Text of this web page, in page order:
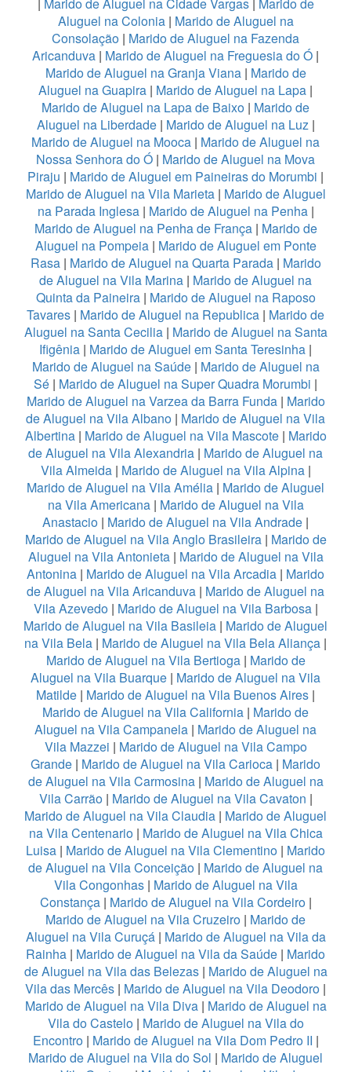
Aluguel na Colonia| Marido de Aluguel na
Consolação | Marido de Aluguel na Fazenda
Aricanduva | Marido de Aluguel na Freguesia do Ó |
Marido de Aluguel na Granja Viana| Marido de
Aluguel na Guapira | Marido de Aluguel na Lapa |
Marido de Aluguel na Lapa de Baixo | Marido de
Aluguel na Liberdade | Marido de Aluguel na Luz|
Marido de Aluguel na Mooca | Marido de Aluguel na
Nossa Senhora do Ó | Marido de Aluguel na Mova
Piraju | Marido de Aluguel em Paineiras do Morumbi |
Marido de Aluguel na Vila Marieta| Marido de Aluguel
na Parada Inglesa | Marido de Aluguel na Penha|
Marido de Aluguel na Penha de França | Marido de
Aluguel na Pompeia| Marido de Aluguel em Ponte
Rasa| Marido de Aluguel na Quarta Parada| Marido
de Aluguel na Vila Marina | Marido de Aluguel na
Quinta da Paineira| Marido de Aluguel na Raposo
Tavares | Marido de Aluguel na Republica | Marido de
Aluguel na Santa Cecilia| Marido de Aluguel na Santa
Ifigênia | Marido de Aluguel em Santa Teresinha |
Marido de Aluguel na Saúde| Marido de Aluguel na
Sé | Marido de Aluguel na Super Quadra Morumbi |
Marido de Aluguel na Varzea da Barra Funda| Marido
de Aluguel na Vila Albano | Marido de Aluguel na Vila
Albertina| Marido de Aluguel na Vila Mascote| Marido
de Aluguel na Vila Alexandria | Marido de Aluguel na
Vila Almeida | Marido de Aluguel na Vila Alpina |
Marido de Aluguel na Vila Amélia | Marido de Aluguel
na Vila Americana| Marido de Aluguel na Vila
Anastacio | Marido de Aluguel na Vila Andrade |
Marido de Aluguel na Vila Anglo Brasileira| Marido de
Aluguel na Vila Antonieta| Marido de Aluguel na Vila
Antonina | Marido de Aluguel na Vila Arcadia | Marido
de Aluguel na Vila Aricanduva | Marido de Aluguel na
Vila Azevedo| Marido de Aluguel na Vila Barbosa|
Marido de Aluguel na Vila Basileia | Marido de Aluguel
na Vila Bela | Marido de Aluguel na Vila Bela Aliança |
Marido de Aluguel na Vila Bertioga| Marido de
Aluguel na Vila Buarque | Marido de Aluguel na Vila
Matilde | Marido de Aluguel na Vila Buenos Aires |
Marido de Aluguel na Vila California | Marido de
Aluguel na Vila Campanela | Marido de Aluguel na
Vila Mazzei | Marido de Aluguel na Vila Campo
Grande | Marido de Aluguel na Vila Carioca | Marido
de Aluguel na Vila Carmosina| Marido de Aluguel na
Vila Carrão| Marido de Aluguel na Vila Cavaton |
Marido de Aluguel na Vila Claudia | Marido de Aluguel
na Vila Centenario| Marido de Aluguel na Vila Chica
Luisa | Marido de Aluguel na Vila Clementino | Marido
de Aluguel na Vila Conceição | Marido de Aluguel na
Vila Congonhas| Marido de Aluguel na Vila
Constança| Marido de Aluguel na Vila Cordeiro|
Marido de Aluguel na Vila Cruzeiro | Marido de
Aluguel na Vila Curuçá | Marido de Aluguel na Vila da
Rainha | Marido de Aluguel na Vila da Saúde | Marido
de Aluguel na Vila das Belezas| Marido de Aluguel na
Vila das Mercês | Marido de Aluguel na Vila Deodoro |
Marido de Aluguel na Vila Diva| Marido de Aluguel na
Vila do Castelo| Marido de Aluguel na Vila do
Encontro| Marido de Aluguel na Vila Dom Pedro II |
Marido de Aluguel na Vila do Sol | Marido de Aluguel